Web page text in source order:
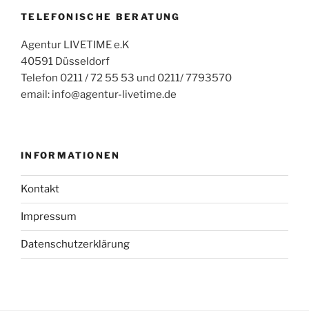
TELEFONISCHE BERATUNG
Agentur LIVETIME e.K
40591 Düsseldorf
Telefon 0211 / 72 55 53 und 0211/ 7793570
email: info@agentur-livetime.de
INFORMATIONEN
Kontakt
Impressum
Datenschutzerklärung